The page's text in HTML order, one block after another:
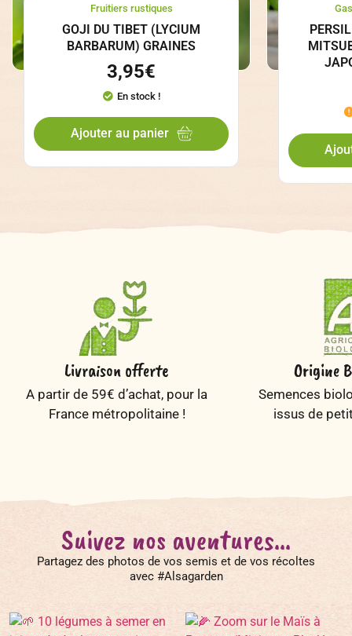
Fruitiers rustiques
GOJI DU TIBET (LYCIUM
BARBARUM) GRAINES
3,95€
En stock !
Ajouter au panier
Livraison offerte
A partir de 59€ d’achat, pour la
France métropolitaine !
Origine
Semences
issus de
Suivez nos aventures...
Partagez des photos de vos semis et de vos récoltes
avec #Alsagarden